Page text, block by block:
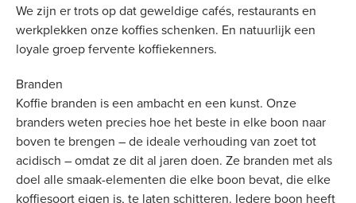
We zijn er trots op dat geweldige cafés, restaurants en
werkplekken onze koffies schenken. En natuurlijk een
loyale groep fervente koffiekenners.
Branden
Koffie branden is een ambacht en een kunst. Onze
branders weten precies hoe het beste in elke boon naar
boven te brengen – de ideale verhouding van zoet tot
acidisch – omdat ze dit al jaren doen. Ze branden met als
doel alle smaak-elementen die elke boon bevat, die elke
koffiesoort eigen is, te laten schitteren. Iedere boon heeft